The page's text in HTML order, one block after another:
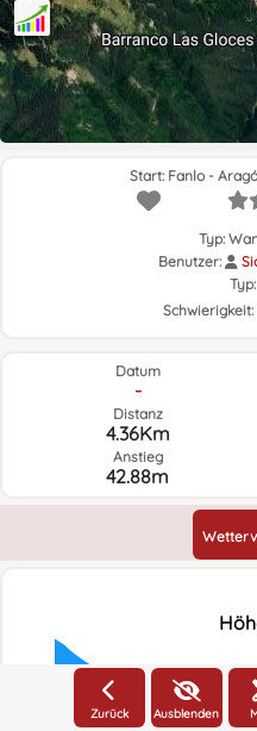
Start: Fanlo -
Typ:
Benutzer:
Typ:
Schwierigkeit:
Datum
-
Distanz
4.36Km
Anstieg
42.88m
Zurück Ausblenden